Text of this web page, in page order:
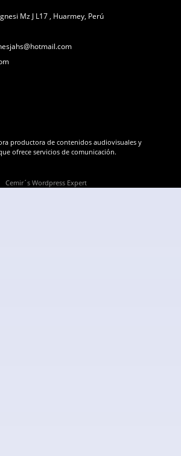
Mz J L17 , Huarmey, Perú
productora de contenidos audiovisuales y
ofrece servicios de comunicación.
Cemir´s Wordpress Expert